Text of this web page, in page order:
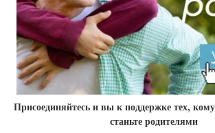
Присоединяйтесь и вы к поддержке тех,
станьте родителями